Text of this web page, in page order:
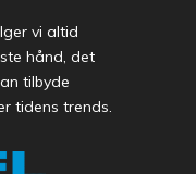
vi altid
hånd, det
tilbyde
tidens trends.